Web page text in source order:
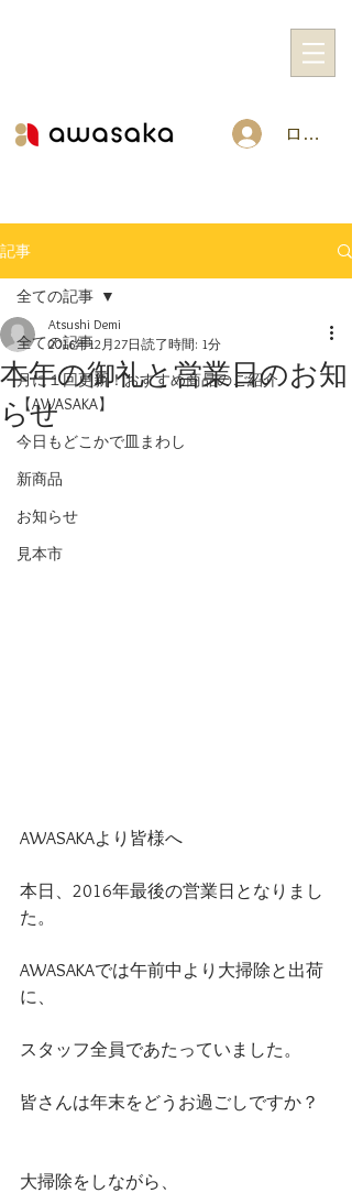
ログイン
記事
全ての記事
月に１回更新！おすすめ商品のご紹介
【AWASAKA】
今日もどこかで皿まわし
新商品
お知らせ
見本市
全ての記事
本年の御礼と営業日のお知
らせ
Atsushi Demi
2016年12月27日 読了時間: 1分
AWASAKAより皆様へ
本日、2016年最後の営業日となりまし
た。
AWASAKAでは午前中より大掃除と出荷
に、
スタッフ全員であたっていました。
皆さんは年末をどうお過ごしですか？
大掃除をしながら、